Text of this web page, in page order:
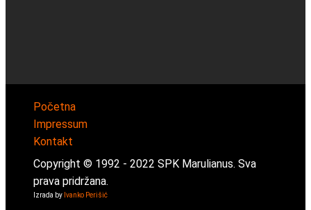
Početna
Impressum
Kontakt
Copyright © 1992 - 2022 SPK Marulianus. Sva
prava pridržana.
Izrada by Ivanko Perišić